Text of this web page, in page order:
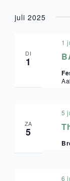
juli 2025
DI
1
1
ZA
5
5
6